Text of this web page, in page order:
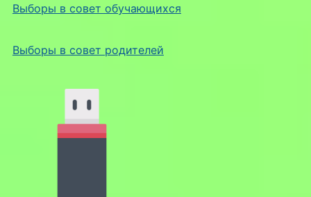
Выборы в совет обучающихся
Выборы в совет родителей